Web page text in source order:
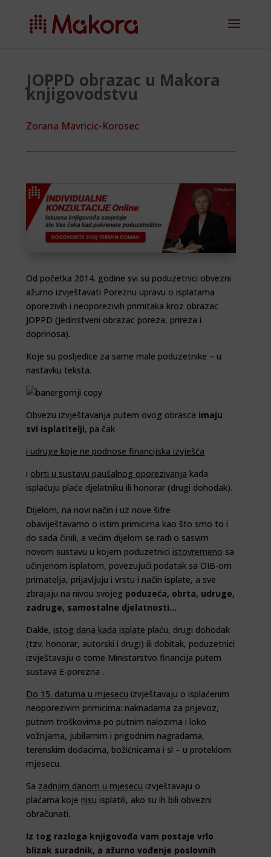
JOPPD obrazac u Makora
knjigovodstvu
Zorana Mavricic-Korosec
Od početka 2014. godine svi su poduzetnici obvezni
ažurno izvještavati Poreznu upravu o isplatama
oporezivih i neoporezivih primitaka kroz obrazac
JOPPD (Jedinstveni obrazac poreza, prireza i
doprinosa).
Koje su posljedice za same male poduzetnike – u
nastavku teksta.
Obvezu izvještavanja putem ovog obrasca imaju
svi isplatitelji, pa čak
i udruge koje ne podnose financijska izvješća
i obrti u sustavu paušalnog oporezivanja kada
isplaćuju plaće djelatniku ili honorar (drugi dohodak).
Dijelom, na novi način i uz nove šifre
obaviještavamo o istim primicima kao što smo to i
do sada činili, a većim dijelom se radi o sasvim
novom sustavu u kojem poduzetnici istovremeno sa
učinjenom isplatom, povezujući podatak sa OIB-om
primatelja, prijavljuju i vrstu i način isplate, a sve
zbrajaju na nivou svojeg poduzeća, obrta, udruge,
zadruge, samostalne djelatnosti…
Dakle, istog dana kada isplate plaću, drugi dohodak
(tzv. honorar, autorski i drugi) ili dobitak, poduzetnici
izvještavaju o tome Ministarstvo financija putem
sustava E-porezna .
Do 15. datuma u mjesecu izvještavaju o isplaćenim
neoporezivim primicima: naknadama za prijevoz,
putnim troškovima po putnim nalozima i loko
vožnjama, jubilarnim i prigodnim nagradama,
terenskim dodacima, božićnicama i sl – u proteklom
mjesecu.
Sa zadnjim danom u mjesecu izvještavaju o
plaćama koje nisu isplatili, ako su ih bili obvezni
obračunati.
Iz tog razloga knjigovođa vam postaje vrlo
blizak suradnik, a ažurno vođenje poslovnih